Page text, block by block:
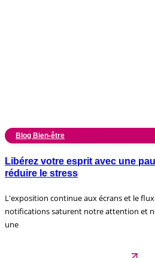
Blog Bien-être
Libérez votre esprit avec une
réduire le stress
L'exposition continue aux écrans et le
notifications saturent notre attention et
une